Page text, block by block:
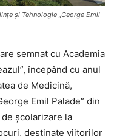
și Tehnologie „George Emil
semnat cu Academia
începând cu anul
de Medicină,
Emil Palade” din
școlarizare la
destinate viitorilor